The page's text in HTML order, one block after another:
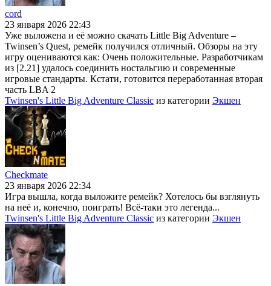
cord
23 января 2026 22:43
Уже выложена и её можно скачать Little Big Adventure –
Twinsen’s Quest, ремейк получился отличный. Обзоры на эту
игру оцениваются как: Очень положительные. Разработчикам
из [2.21] удалось соединить ностальгию и современные
игровые стандарты. Кстати, готовится переработанная вторая
часть LBA 2
Twinsen's Little Big Adventure Classic из категории Экшен
Checkmate
23 января 2026 22:34
Игра вышла, когда выложите ремейк? Хотелось бы взглянуть
на неё и, конечно, поиграть! Всё-таки это легенда...
Twinsen's Little Big Adventure Classic из категории Экшен